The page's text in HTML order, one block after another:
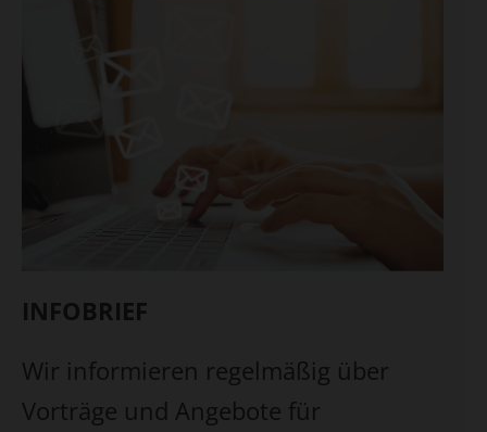
INFOBRIEF
Wir informieren regelmäßig über
Vorträge und Angebote für